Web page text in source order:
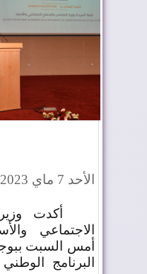
الأحد 7 ماي 2023
أكدت وزيرة
الاجتماعي
أمس السبت
البرنامج